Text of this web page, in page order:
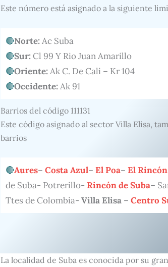
Este número está asignado a la siguiente
Norte:Ac Suba
Sur:Cl 99 Y Rio Juan Amarillo
Oriente:Ak C. De Cali – Kr 104
Occidente:Ak 91
Barrios del código 111131
Este código asignado al sector Villa Elisa,
barrios
Aures– Costa Azul– El Poa– El Rincón
de Suba- Potrerillo- Rincón de Suba–
Ttes de Colombia- Villa Elisa – Centro
La localidad de Suba es conocida por su